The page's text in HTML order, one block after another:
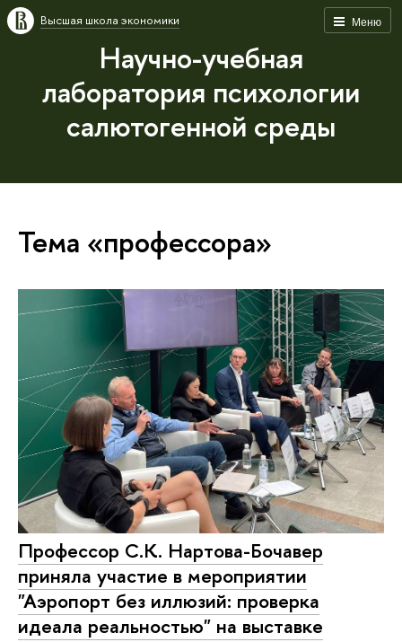
Меню
Высшая школа экономики
Научно-учебная
лаборатория психологии
салютогенной среды
Тема «профессора»
Профессор С.К. Нартова-Бочавер
приняла участие в мероприятии
"Аэропорт без иллюзий: проверка
идеала реальностью" на выставке